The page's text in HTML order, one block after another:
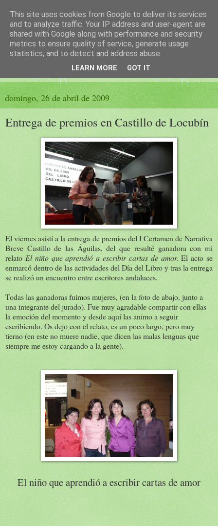
El sueño de las palabras
PÁGINA LITERARIA DE FELISA MORENO
domingo, 26 de abril de 2009
Entrega de premios en Castillo de Locubín
El viernes asistí a la entrega de premios del I Certamen de Narrativa
Breve Castillo de las Águilas, del que resulté ganadora con mi
relato El niño que aprendió a escribir cartas de amor. El acto se
enmarcó dentro de las actividades del Día del Libro y tras la entrega
se realizó un encuentro entre escritores andaluces.
Todas las ganadoras fuimos mujeres, (en la foto de abajo, junto a
una integrante del jurado). Fue muy agradable compartir con ellas
la emoción del momento y desde aquí las animo a seguir
escribiendo. Os dejo con el relato, es un poco largo, pero muy
tierno (en este no muere nadie, que dicen las malas lenguas que
siempre me estoy cargando a la gente).
El niño que aprendió a escribir cartas de amor
This site uses cookies from Google to deliver its services
and to analyze traffic. Your IP address and user-agent are
shared with Google along with performance and security
metrics to ensure quality of service, generate usage
statistics, and to detect and address abuse.
LEARN MORE GOT IT